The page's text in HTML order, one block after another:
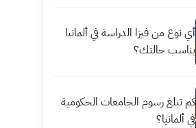
أي نوع من فيزا الدراسة في ألمانيا
يناسب حالتك؟
كم تبلغ رسوم الجامعات الحكومية
في ألمانيا؟